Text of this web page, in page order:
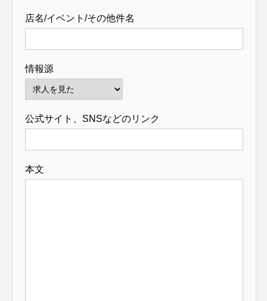
店名/イベント/その他件名
情報源
公式サイト、SNSなどのリンク
本文